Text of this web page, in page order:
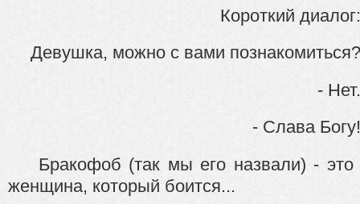
Короткий диалог:
Девушка, можно с вами познакомиться?
- Нет.
- Слава Богу!
Бракофоб (так мы его назвали) - это
женщина, который боится...